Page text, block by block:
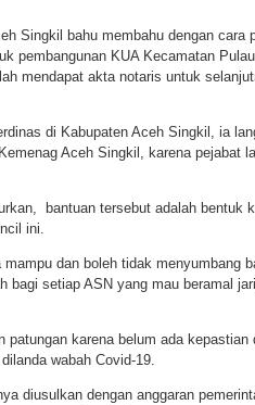
Singkil bahu membahu dengan cara
pembangunan KUA Kecamatan
mendapat akta notaris untuk
di Kabupaten Aceh Singkil, ia
Aceh Singkil, karena pejabat
bantuan tersebut adalah bentuk
ini.
dan boleh tidak menyumbang
bagi setiap ASN yang mau beramal
karena belum ada kepastian
wabah Covid-19.
diusulkan dengan anggaran